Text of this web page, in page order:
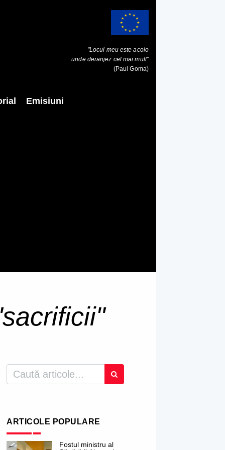
"Locul meu este acolo
unde deranjez cel mai mult"
(Paul Goma)
Emisiuni
ARTICOLE POPULARE
Fostul ministru al